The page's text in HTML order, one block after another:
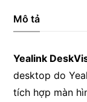
lượng
Mô tả
Yealink
desktop do
tích hợp màn